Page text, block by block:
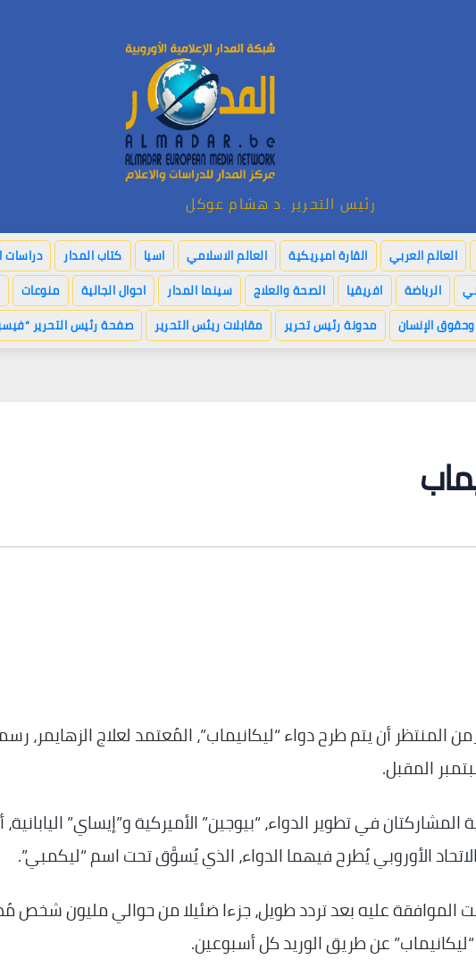
رئيس التحرير .د هشام عوكل
العالم العربي القارة اميريكية العالم الاسلامي اسيا كتاب المدار دراسات
الرياضة افريقيا الصحة والعلاج سينما المدار احوال الجالية منوعات
الإنسان مدونة رئيس تحرير مقابلات ريئس التحرير صفحة رئيس التحرير
المنتظر أن يتم طرح دواء “ليكانيماب”، المُعتمد لعلاج الزهايمر،
المقبل.
في تطوير الدواء، “بيوجين” الأميركية و”إيساي” اليابانية،
الأوروبي يُطرح فيهما الدواء، الذي يُسوَّق تحت اسم “ليكمبي”.
الموافقة عليه بعد تردد طويل، جزءا ضئيلا من حوالي مليون شخص
عن طريق الوريد كل أسبوعين.